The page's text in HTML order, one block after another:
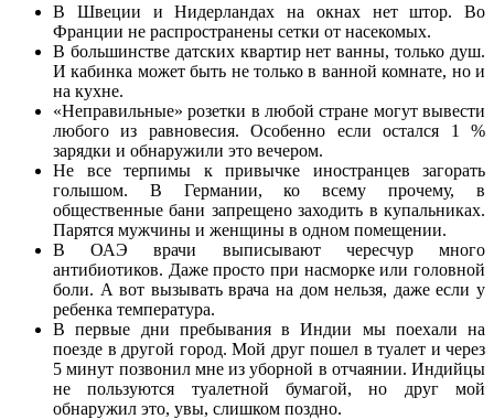
В Швеции и Нидерландах на окнах нет штор. Во
Франции не распространены сетки от насекомых.
В большинстве датских квартир нет ванны, только душ.
И кабинка может быть не только в ванной комнате, но и
на кухне.
«Неправильные» розетки в любой стране могут вывести
любого из равновесия. Особенно если остался 1 %
зарядки и обнаружили это вечером.
Не все терпимы к привычке иностранцев загорать
голышом. В Германии, ко всему прочему, в
общественные бани запрещено заходить в купальниках.
Парятся мужчины и женщины в одном помещении.
В ОАЭ врачи выписывают чересчур много
антибиотиков. Даже просто при насморке или головной
боли. А вот вызывать врача на дом нельзя, даже если у
ребенка температура.
В первые дни пребывания в Индии мы поехали на
поезде в другой город. Мой друг пошел в туалет и через
5 минут позвонил мне из уборной в отчаянии. Индийцы
не пользуются туалетной бумагой, но друг мой
обнаружил это, увы, слишком поздно.